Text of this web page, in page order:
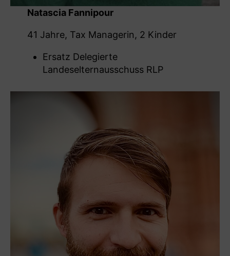
Natascia Fannipour
41 Jahre, Tax Managerin, 2 Kinder
Ersatz Delegierte
Landeselternausschuss RLP